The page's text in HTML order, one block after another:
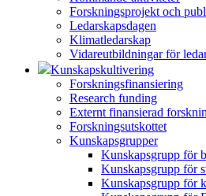
Forskningsprojekt och
Ledarskapsdagen
Klimatledarskap
Vidareutbildningar för
Kunskapskultivering
Forskningsfinansiering
Research funding
Externt finansierad
Forskningsutskottet
Kunskapsgrupper
Kunskapsgrupp för
Kunskapsgrupp för
Kunskapsgrupp för